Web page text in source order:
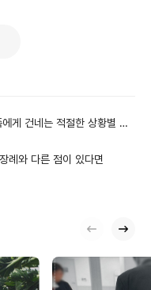
게 건네는 적절한 상황별 표
례와 다른 점이 있다면